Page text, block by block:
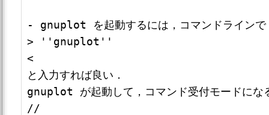
- gnuplot を起動するには，コマンドラインで
> ''gnuplot''
<
と入力すれば良い．
gnuplot が起動して，コマンド受付モードにな
//